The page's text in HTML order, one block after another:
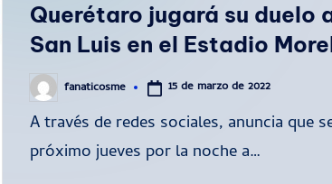
Querétaro jugará su duelo
San Luis en el Estadio
Publicado
por
fanaticosme 15 de marzo de 2022
A través de redes sociales, anuncia que
próximo jueves por la noche a…